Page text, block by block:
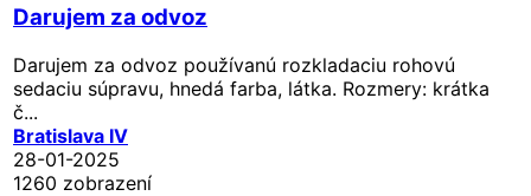
Darujem za odvoz
Darujem za odvoz používanú rozkladaciu rohovú
sedaciu súpravu, hnedá farba, látka. Rozmery: krátka
č...
Bratislava IV
28-01-2025
1260 zobrazení